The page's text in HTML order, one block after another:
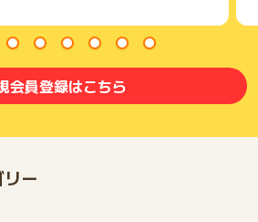
会員登録はこちら
ー